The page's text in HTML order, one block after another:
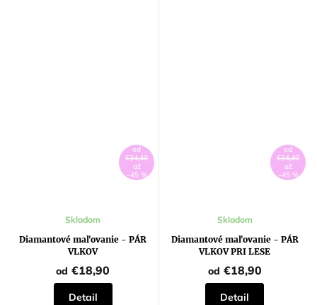
od
€34,40
až
–45 %
Diamantové maľovanie - PÁR
VLKOV
Skladom
od €18,90
Detail
od
€34,40
až
–45 %
Diamantové maľovanie - PÁR
VLKOV PRI LESE
Skladom
od €18,90
Detail